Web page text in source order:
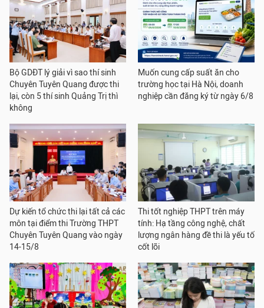
Bộ GDĐT lý giải vì sao thí sinh
Chuyên Tuyên Quang được thi
lại, còn 5 thí sinh Quảng Trị thì
không
Muốn cung cấp suất ăn cho
trường học tại Hà Nội, doanh
nghiệp cần đăng ký từ ngày 6/8
Dự kiến tổ chức thi lại tất cả các
môn tại điểm thi Trường THPT
Chuyên Tuyên Quang vào ngày
14-15/8
Thi tốt nghiệp THPT trên máy
tính: Hạ tầng công nghệ, chất
lượng ngân hàng đề thi là yếu tố
cốt lõi